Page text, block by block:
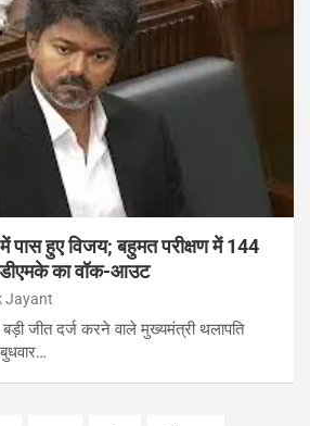
पास हुए विजय; बहुमत परीक्षण में 144
डीएमके का वॉक-आउट
Jayant
जीत दर्ज करने वाले मुख्यमंत्री थलापति